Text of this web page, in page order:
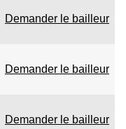
Demander le bailleur
Demander le bailleur
Demander le bailleur